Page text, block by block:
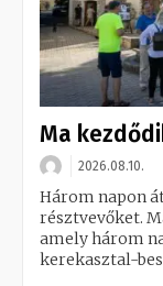
Ma
2026.08.10.
Három napon
résztvevőket.
amely három
kerekasztal-